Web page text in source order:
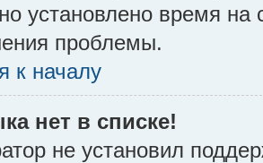
установлено время
проблемы.
к началу
нет в списке!
не установил